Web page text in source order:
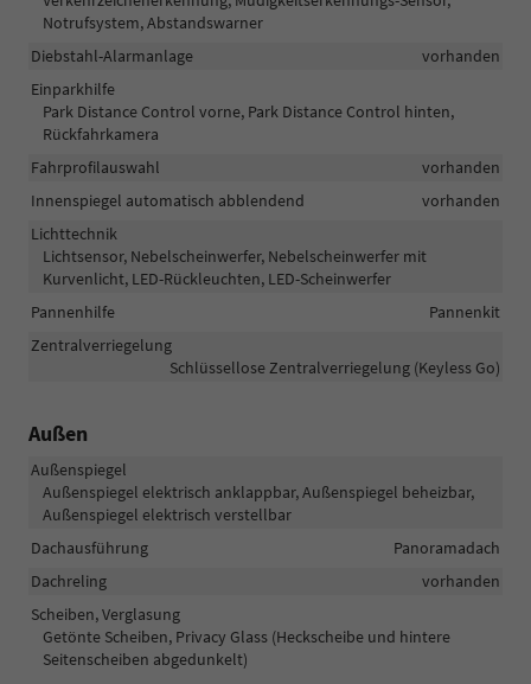
Notrufsystem, Abstandswarner
Diebstahl-Alarmanlage
vorhanden
Einparkhilfe
Park Distance Control vorne, Park Distance Control hinten,
Rückfahrkamera
Fahrprofilauswahl
vorhanden
Innenspiegel automatisch abblendend
vorhanden
Lichttechnik
Lichtsensor, Nebelscheinwerfer, Nebelscheinwerfer mit
Kurvenlicht, LED-Rückleuchten, LED-Scheinwerfer
Pannenhilfe
Pannenkit
Zentralverriegelung
Schlüssellose Zentralverriegelung (Keyless Go)
Außen
Außenspiegel
Außenspiegel elektrisch anklappbar, Außenspiegel beheizbar,
Außenspiegel elektrisch verstellbar
Dachausführung
Panoramadach
Dachreling
vorhanden
Scheiben, Verglasung
Getönte Scheiben, Privacy Glass (Heckscheibe und hintere
Seitenscheiben abgedunkelt)